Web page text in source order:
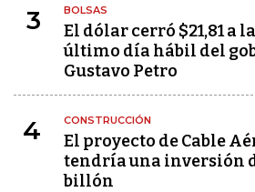
3 BOLSAS
El dólar cerró $21,81 a
último día hábil del
Gustavo Petro
4 CONSTRUCCIÓN
El proyecto de Cable
tendría una inversión
billón